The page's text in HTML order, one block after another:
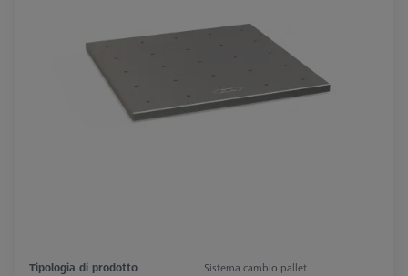
Tipologia di prodotto
Sistema cambio pallet